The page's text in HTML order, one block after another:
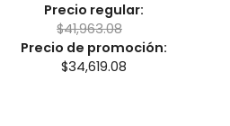
Precio regular:
$41,963.08
Precio de promoción:
$34,619.08